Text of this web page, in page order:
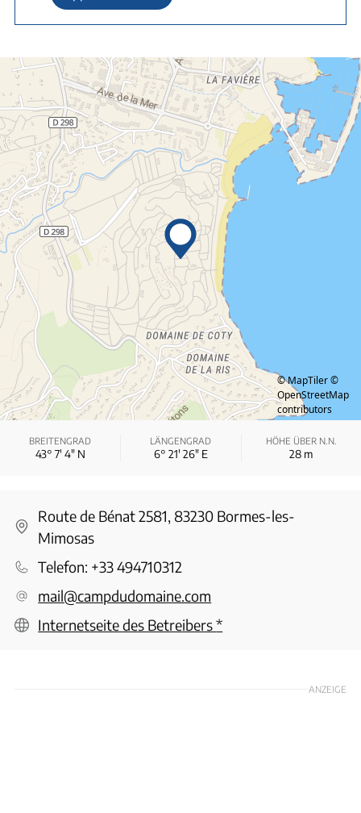
© MapTiler ©
OpenStreetMap
contributors
BREITENGRAD
43° 7′ 4″ N
LÄNGENGRAD
6° 21′ 26″ E
HÖHE ÜBER N.N.
28 m
Route de Bénat 2581, 83230 Bormes-les-
Mimosas
Telefon: +33 494710312
mail@campdudomaine.com
Internetseite des Betreibers*
ANZEIGE